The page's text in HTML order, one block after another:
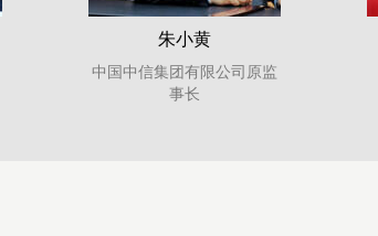
李扬
国家金融与发展实验室理事
长